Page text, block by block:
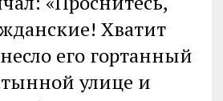
Хватит
его гортанный
улице и